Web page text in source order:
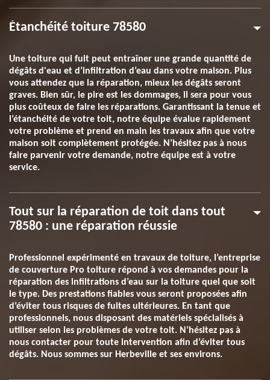
Étanchéité toiture 78580
Une toiture qui fuit peut entraîner une grande quantité de
dégâts d'eau et d’infiltration d’eau dans votre maison. Plus
vous attendez que la réparation, mieux les dégâts seront
graves. Bien sûr, le pire est les dommages, il sera pour vous
plus coûteux de faire les réparations. Garantissant la tenue et
l’étanchéité de votre toit, notre équipe évalue rapidement
votre problème et prend en main les travaux afin que votre
maison soit complètement protégée. N’hésitez pas à nous
faire parvenir votre demande, notre équipe est à votre
service.
Tout sur la réparation de toit dans tout
78580 : une réparation réussie
Professionnel expérimenté en travaux de toiture, l’entreprise
de couverture Pro toiture répond à vos demandes pour la
réparation des infiltrations d’eau sur la toiture quel que soit
le type. Des prestations fiables vous seront proposées afin
d’éviter tous risques de fuites ultérieures. En tant que
professionnels, nous disposant des matériels spécialisés à
utiliser selon les problèmes de votre toit. N’hésitez pas à
nous contacter pour toute intervention afin d’éviter tous
dégâts. Nous sommes sur Herbeville et ses environs.